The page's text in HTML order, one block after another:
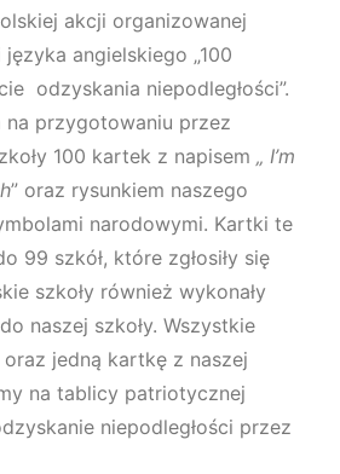
akcji organizowanej
angielskiego „100
odzyskania niepodległości”.
na przygotowaniu przez
100 kartek z napisem „ I’m
” oraz rysunkiem naszego
narodowymi. Kartki te
99 szkół, które zgłosiły się
szkoły również wykonały
naszej szkoły. Wszystkie
jedną kartkę z naszej
na tablicy patriotycznej
niepodległości przez